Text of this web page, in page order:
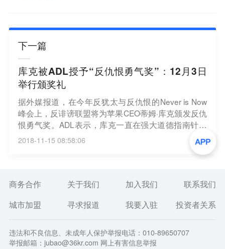
下一篇
库克被ADL授予“反仇恨勇气奖”：12月3日
举行颁奖礼
据外媒报道，在今年反犹太与反仇恨的Never is Now
峰会上，反诽谤联盟将为苹果CEO蒂姆·库克颁发反仇
恨勇气奖。ADL表示，库克一直在强大道德指南针的
引导下行动着并表态商界有责任让世界变得更加美
2018-11-15 08:58:06
商务合作 关于我们 加入我们
联系我们
城市加盟
寻求报道 我要入驻 投资者关系
违法和不良信息、未成年人保护举报电话：010-89650707
举报邮箱：jubao@36kr.com 网上有害信息举报